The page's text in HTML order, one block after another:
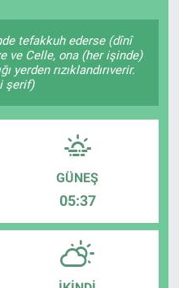
tefakkuh ederse (dînî
ve Celle, ona (her işinde)
yerden rızıklandırıverir.
şerif)
GÜNEŞ
05:37